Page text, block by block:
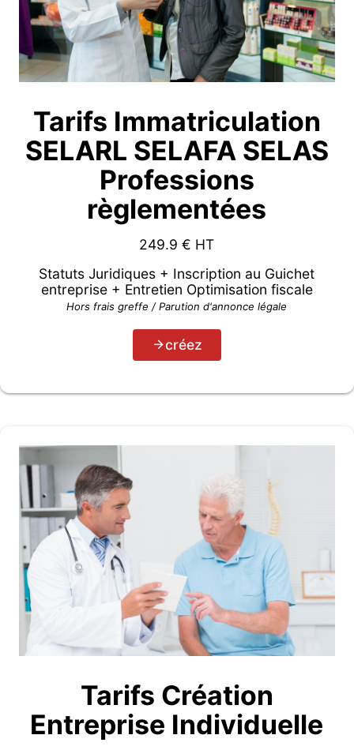
Tarifs Immatriculation
SELARL SELAFA SELAS
Professions
règlementées
249.9 € HT
Statuts Juridiques + Inscription au Guichet
entreprise + Entretien Optimisation fiscale
Hors frais greffe / Parution d'annonce légale
créez
Tarifs Création
Entreprise Individuelle